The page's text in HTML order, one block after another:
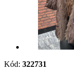
Kód: 322731